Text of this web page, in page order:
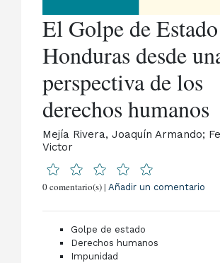
El Golpe de
Honduras desde
perspectiva de los
derechos humanos
Mejía Rivera, Joaquín Armando;
Victor
0 comentario(s) |Añadir un comentario
Golpe de estado
Derechos humanos
Impunidad